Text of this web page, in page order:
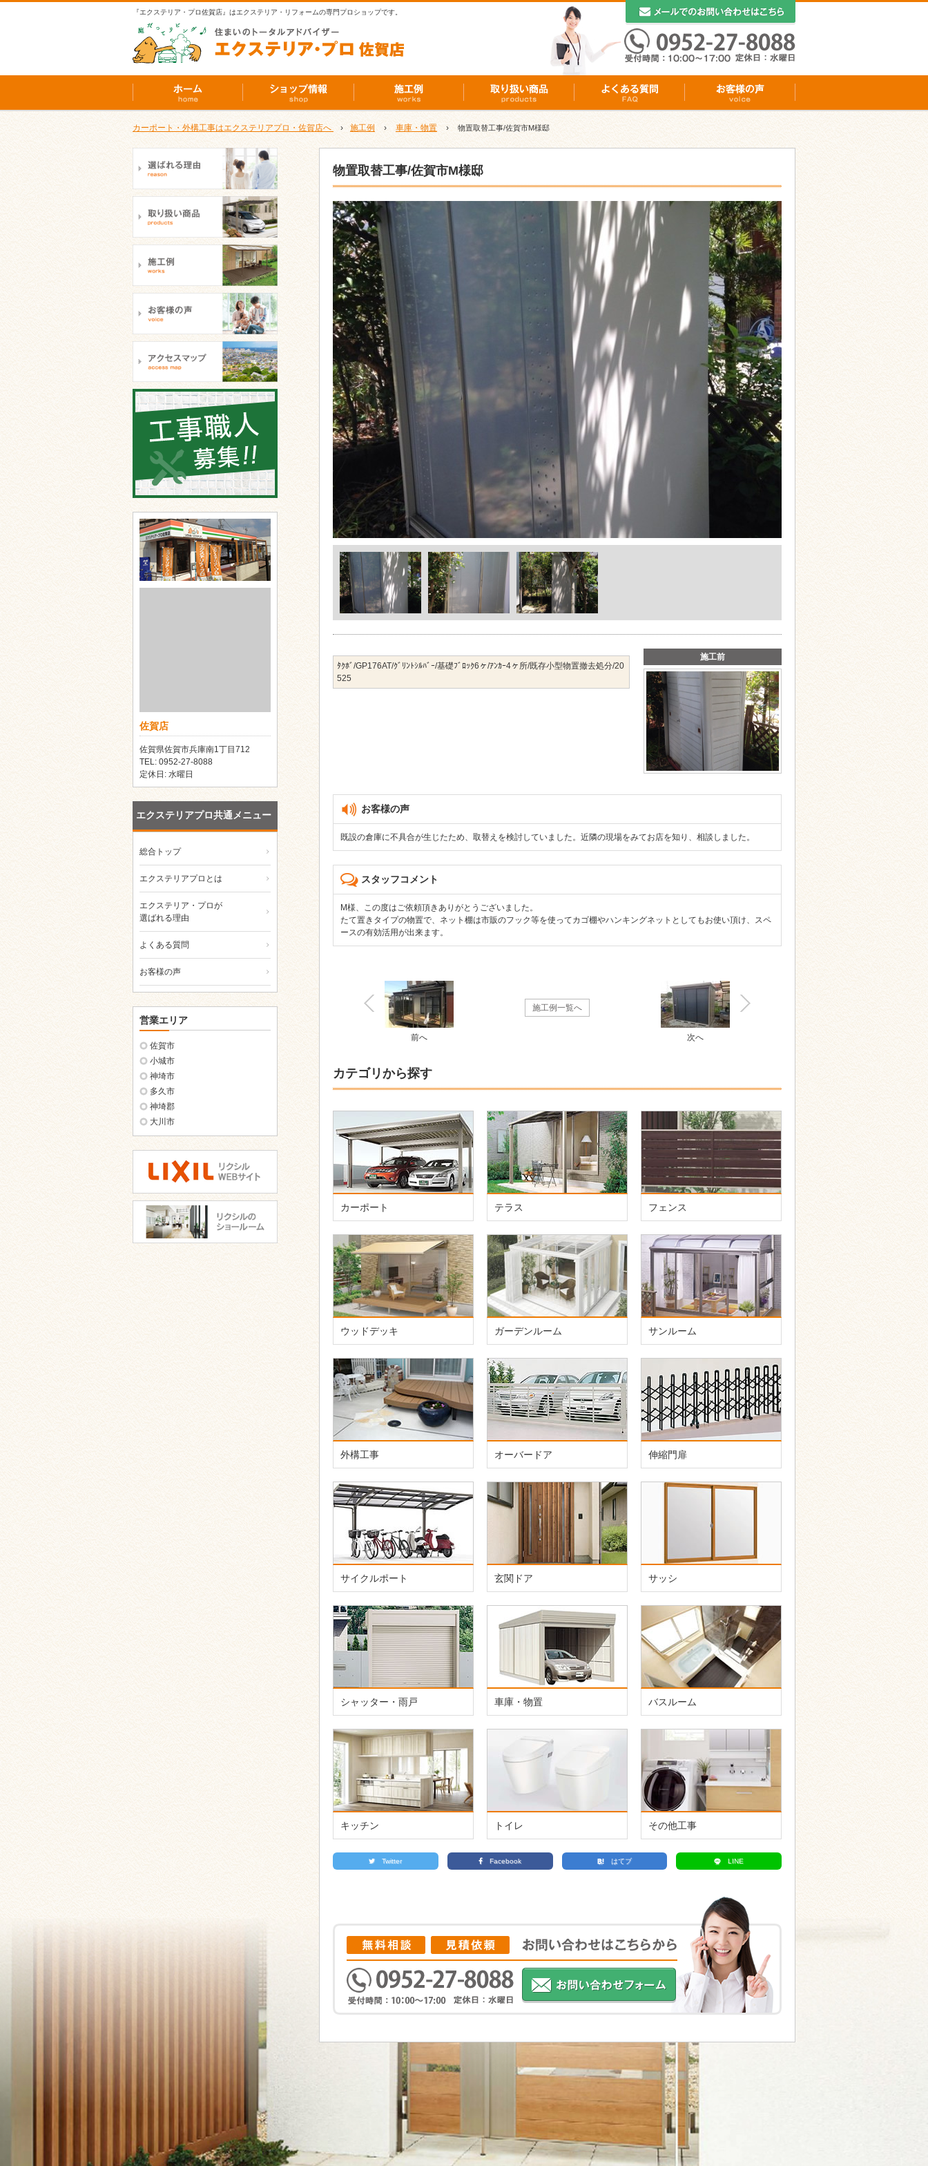
『エクステリア・プロ佐賀店』はエクステリア・リフォームの専門プロショップです。
カーポート・外構工事はエクステリアプロ・佐賀店へ › 施工例 › 車庫・物置 › 物置取替工事/佐賀市M様邸
物置取替工事/佐賀市M様邸
ﾀｸﾎﾞ/GP176AT/ｸﾞﾘﾝﾄｼﾙﾊﾞｰ/基礎ﾌﾞﾛｯｸ6ヶ/ｱﾝｶｰ4ヶ所/既存小型物置撤去処分/20
525
施工前
お客様の声
既設の倉庫に不具合が生じたため、取替えを検討していました。近隣の現場をみてお店を知り、相談しました。
スタッフコメント
M様、この度はご依頼頂きありがとうございました。
たて置きタイプの物置で、ネット棚は市販のフック等を使ってカゴ棚やハンキングネットとしてもお使い頂け、スペ
ースの有効活用が出来ます。
施工例一覧へ
前へ 次へ
カテゴリから探す
カーポート テラス フェンス
ウッドデッキ ガーデンルーム サンルーム
外構工事 オーバードア 伸縮門扉
サイクルポート 玄関ドア サッシ
シャッター・雨戸 車庫・物置 バスルーム
キッチン トイレ その他工事
Twitter Facebook はてブ LINE
佐賀店
佐賀県佐賀市兵庫南1丁目712
TEL: 0952-27-8088
定休日: 水曜日
エクステリアプロ共通メニュー
総合トップ
エクステリアプロとは
エクステリア・プロが
選ばれる理由
よくある質問
お客様の声
営業エリア
佐賀市
小城市
神埼市
多久市
神埼郡
大川市